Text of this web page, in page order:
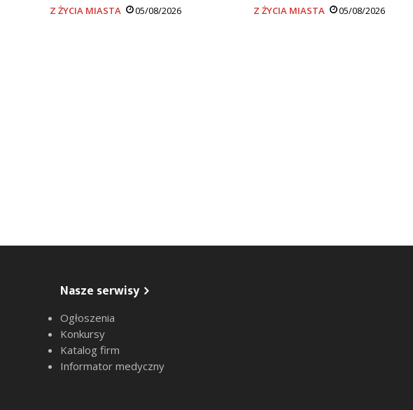
Z ŻYCIA MIASTA 05/08/2026 Z ŻYCIA MIASTA 05/08/2026
Nasze serwisy
Ogłoszenia
Konkursy
Katalog firm
Informator medyczny